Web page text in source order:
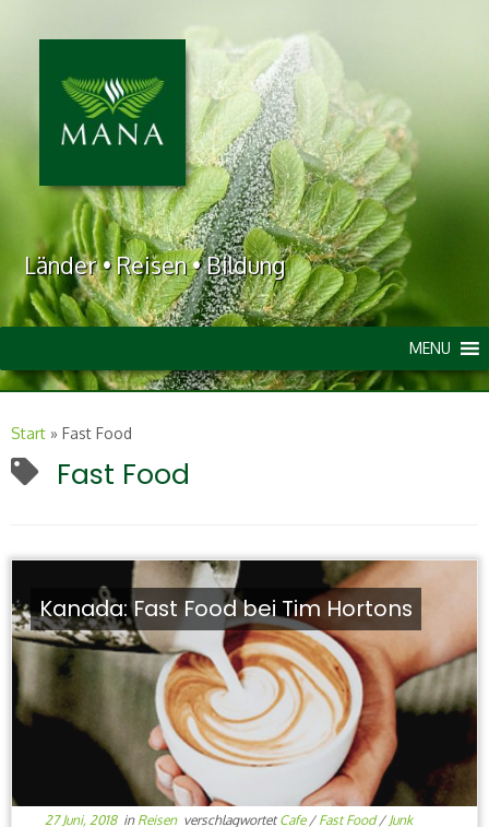
Länder • Reisen • Bildung
MENU
Start » Fast Food
Fast Food
Kanada: Fast Food bei Tim Hortons
27 Juni, 2018in Reisen verschlagwortetCafe / Fast Food/ Junk